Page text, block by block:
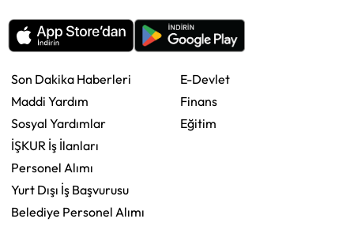
Son Dakika Haberleri
Maddi Yardım
Sosyal Yardımlar
İŞKUR İş İlanları
Personel Alımı
Yurt Dışı İş Başvurusu
Belediye Personel Alımı
E-Devlet
Finans
Eğitim